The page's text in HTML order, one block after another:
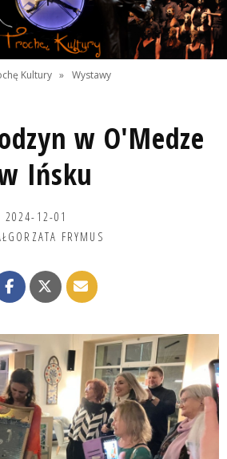
Kultury » Wystawy
w O'Medze
Ińsku
2024-12-01
FRYMUS